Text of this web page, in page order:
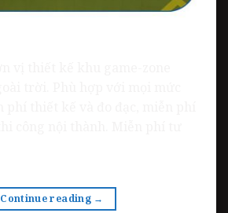
Continue reading →